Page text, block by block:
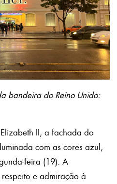
bandeira do Reino Unido:
II, a fachada do
com as cores azul,
feira (19). A
e admiração à